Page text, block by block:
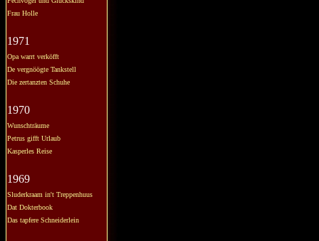
Frau Holle
1971
Opa warrt verköfft
De vergnöögte Tankstell
Die zertanzten Schuhe
1970
Wunschträume
Petrus gifft Urlaub
Kasperles Reise
1969
Sluderkraam in't Treppenhuus
Dat Dokterbook
Das tapfere Schneiderlein